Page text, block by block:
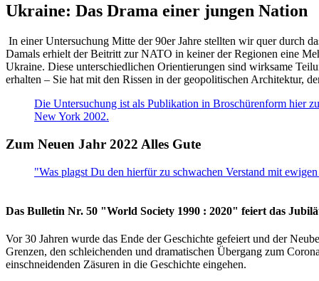
Ukraine: Das Drama einer jungen Nation
In einer Untersuchung Mitte der 90er Jahre stellten wir quer durch
Damals erhielt der Beitritt zur NATO in keiner der Regionen eine
Ukraine. Diese unterschiedlichen Orientierungen sind wirksame
erhalten – Sie hat mit den Rissen in der geopolitischen Architektur,
Die Untersuchung ist als Publikation in Broschürenform hier
New York 2002.
Zum Neuen Jahr 2022 Alles Gute
"Was plagst Du den hierfür zu schwachen Verstand mit
Das Bulletin Nr. 50 "World Society 1990 : 2020" feiert das
Vor 30 Jahren wurde das Ende der Geschichte gefeiert und der
Grenzen, den schleichenden und dramatischen Übergang zum
einschneidenden Zäsuren in die Geschichte eingehen.